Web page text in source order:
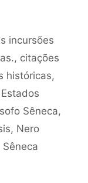
incursões
, citações
históricas,
Estados
Sêneca,
, Nero
Sêneca